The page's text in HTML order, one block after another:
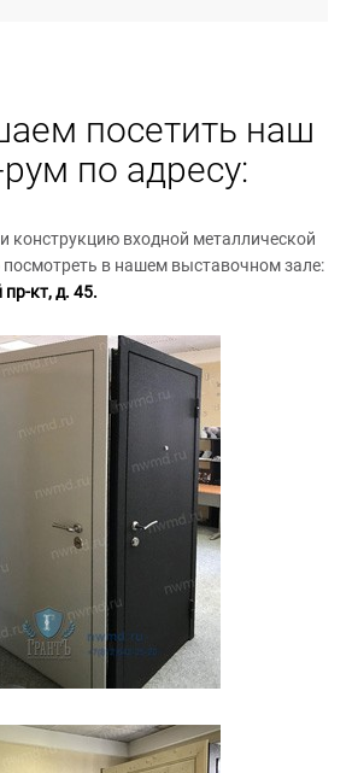
посетить наш
по адресу:
конструкцию входной металлической
в нашем выставочном зале:
кт, д. 45.